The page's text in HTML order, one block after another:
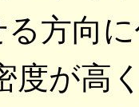
方向
度が高